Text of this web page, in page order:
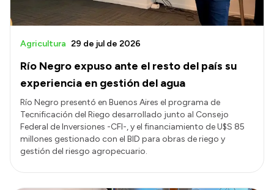
Río Negro expuso ante el resto del país su
experiencia en gestión del agua
Agricultura 29 de jul de 2026
Río Negro presentó en Buenos Aires el programa de
Tecnificación del Riego desarrollado junto al Consejo
Federal de Inversiones -CFI-, y el financiamiento de U$S 85
millones gestionado con el BID para obras de riego y
gestión del riesgo agropecuario.